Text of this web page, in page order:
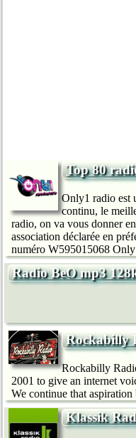
Top 80
Only1 radio est
continu, le
radio, on va vous donner
association déclarée en
numéro W595015068
Radio BeO mp3
Rockabilly
Rockabilly
2001 to give an internet
We continue that
Klassik